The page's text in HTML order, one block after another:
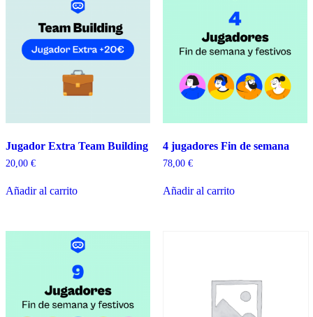
Jugador Extra Team Building
20,00 €
Añadir al carrito
4 jugadores Fin de semana
78,00 €
Añadir al carrito